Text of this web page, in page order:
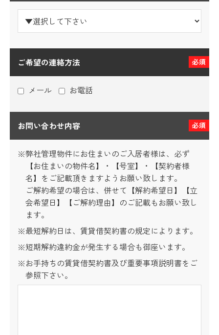
ご希望の連絡方法 必須
メール お電話
お問い合わせ内容 必須
※弊社管理物件にお住まいのご入居者様は、必ず
【お住まいの物件名】・【号室】・【契約者様
名】をご記載頂きますようお願い致します。
ご解約希望の場合は、併せて【解約希望日】【立
会希望日】【ご解約理由】のご記載もお願い致し
ます。
※最短解約日は、賃貸借契約書の規定によります。
※短期解約違約金が発生する場合も御座います。
※お手持ちの賃貸借契約書及び重要事項説明書をご
参照下さい。